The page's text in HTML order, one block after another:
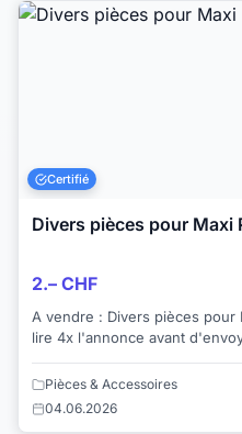
Certifié
Divers pièces pour Maxi
2.– CHF
A vendre : Divers pièces pour Maxi
lire 4x l'annonce avant
Pièces & Accessoires
04.06.2026